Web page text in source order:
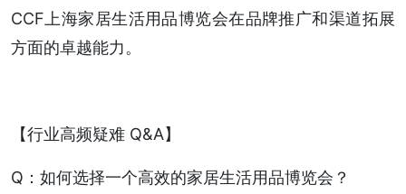
CCF上海家居生活用品博览会在品牌推广和渠道拓展
方面的卓越能力。
【行业高频疑难 Q&A】
Q：如何选择一个高效的家居生活用品博览会？